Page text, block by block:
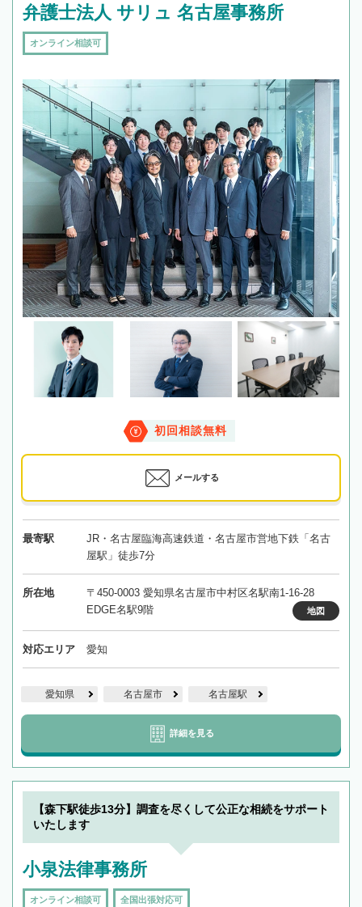
弁護士法人 サリュ 名古屋事務所
オンライン相談可
初回相談無料
メールする
最寄駅
JR・名古屋臨海高速鉄道・名古屋市営地下鉄「名古
屋駅」徒歩7分
所在地
〒450-0003 愛知県名古屋市中村区名駅南1-16-28
EDGE名駅9階
地図
対応エリア 愛知
愛知県 名古屋市 名古屋駅
詳細を見る
【森下駅徒歩13分】調査を尽くして公正な相続をサポート
いたします
小泉法律事務所
オンライン相談可 全国出張対応可